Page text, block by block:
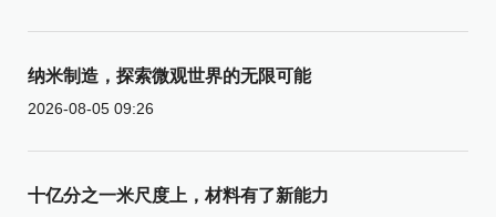
纳米制造，探索微观世界的无限可能
2026-08-05 09:26
十亿分之一米尺度上，材料有了新能力